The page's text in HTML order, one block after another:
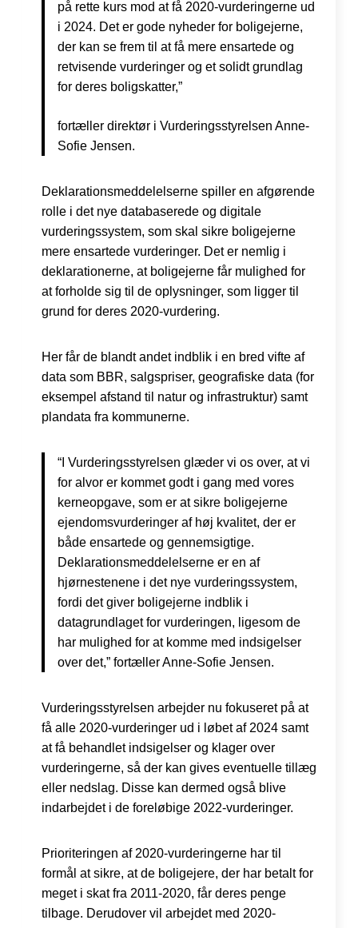
på rette kurs mod at få 2020-vurderingerne ud
i 2024. Det er gode nyheder for boligejerne,
der kan se frem til at få mere ensartede og
retvisende vurderinger og et solidt grundlag
for deres boligskatter,”
fortæller direktør i Vurderingsstyrelsen Anne-
Sofie Jensen.
Deklarationsmeddelelserne spiller en afgørende
rolle i det nye databaserede og digitale
vurderingssystem, som skal sikre boligejerne
mere ensartede vurderinger. Det er nemlig i
deklarationerne, at boligejerne får mulighed for
at forholde sig til de oplysninger, som ligger til
grund for deres 2020-vurdering.
Her får de blandt andet indblik i en bred vifte af
data som BBR, salgspriser, geografiske data (for
eksempel afstand til natur og infrastruktur) samt
plandata fra kommunerne.
“I Vurderingsstyrelsen glæder vi os over, at vi
for alvor er kommet godt i gang med vores
kerneopgave, som er at sikre boligejerne
ejendomsvurderinger af høj kvalitet, der er
både ensartede og gennemsigtige.
Deklarationsmeddelelserne er en af
hjørnestenene i det nye vurderingssystem,
fordi det giver boligejerne indblik i
datagrundlaget for vurderingen, ligesom de
har mulighed for at komme med indsigelser
over det,” fortæller Anne-Sofie Jensen.
Vurderingsstyrelsen arbejder nu fokuseret på at
få alle 2020-vurderinger ud i løbet af 2024 samt
at få behandlet indsigelser og klager over
vurderingerne, så der kan gives eventuelle tillæg
eller nedslag. Disse kan dermed også blive
indarbejdet i de foreløbige 2022-vurderinger.
Prioriteringen af 2020-vurderingerne har til
formål at sikre, at de boligejere, der har betalt for
meget i skat fra 2011-2020, får deres penge
tilbage. Derudover vil arbejdet med 2020-